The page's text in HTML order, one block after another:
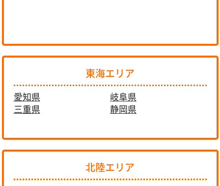
東海エリア
愛知県
岐阜県
三重県
静岡県
北陸エリア